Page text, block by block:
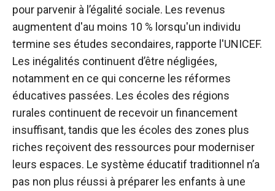
pour parvenir à l’égalité sociale. Les revenus
augmentent d'au moins 10 % lorsqu'un individu
termine ses études secondaires, rapporte l'UNICEF.
Les inégalités continuent d’être négligées,
notamment en ce qui concerne les réformes
éducatives passées. Les écoles des régions
rurales continuent de recevoir un financement
insuffisant, tandis que les écoles des zones plus
riches reçoivent des ressources pour moderniser
leurs espaces. Le système éducatif traditionnel n’a
pas non plus réussi à préparer les enfants à une